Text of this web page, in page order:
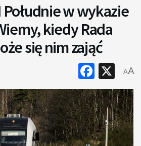
w wykazie
kiedy Rada
się nim zająć
X
AA